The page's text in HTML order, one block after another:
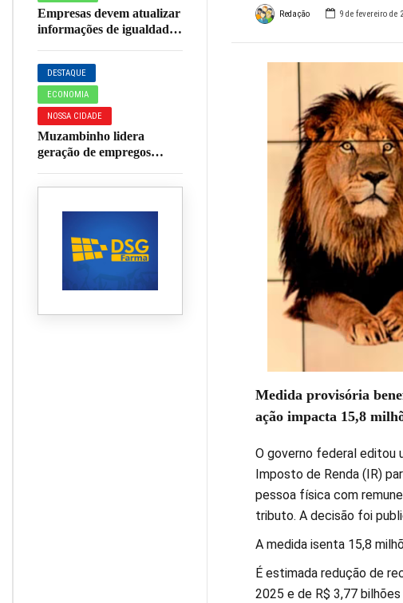
Empresas devem atualizar
informações de igualdade
mulheres até o fim do mês
DESTAQUE
ECONOMIA
NOSSA CIDADE
Muzambinho lidera
geração de empregos
da AMOG em junho
Redação 9 de fevereiro de
Medida provisória
ação impacta 15,8
O governo federal editou
Imposto de Renda (IR)
pessoa física com
tributo. A decisão foi
A medida isenta 15,8
É estimada redução de
2025 e de R$ 3,77